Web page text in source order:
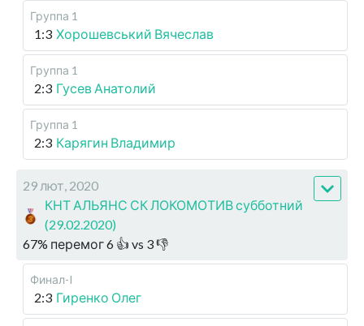
Группа 1
1:3 Хорошевський Вячеслав
Группа 1
2:3 Гусев Анатолий
Группа 1
2:3 Карягин Владимир
29 лют, 2020
КНТ АЛЬЯНС СК ЛОКОМОТИВ субботний
(29.02.2020)
67% перемог6 👍 vs 3👎
Финал-I
2:3 Гиренко Олег